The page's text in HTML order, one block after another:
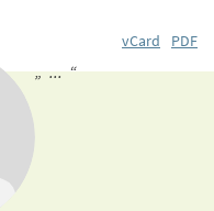
vCard
PDF
„ ... “